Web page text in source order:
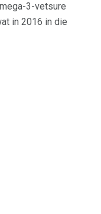
3-vetsure
in 2016 in die